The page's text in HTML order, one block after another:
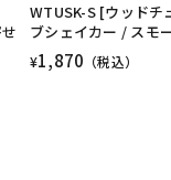
WTUSK-S [ウッドチ
ブシェイカー / スモ
¥1,870 （税込）